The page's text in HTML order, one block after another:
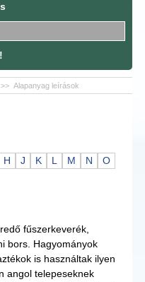
>> Alapanyag leírások
H J K L M N
O
fűszerkeverék,
bors. Hagyományok
is használtak ilyen
angol telepeseknek